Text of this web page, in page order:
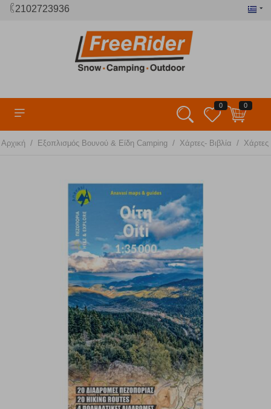
2102723936
0 0
Αρχική / Εξοπλισμός Βουνού & Είδη Camping / Χάρτες- Βιβλία / Χάρτες